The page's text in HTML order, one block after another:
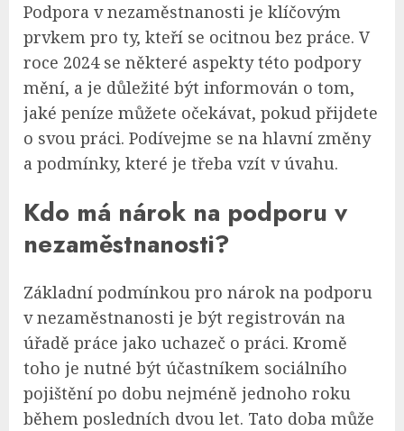
Podpora v nezaměstnanosti je klíčovým
prvkem pro ty, kteří se ocitnou bez práce. V
roce 2024 se některé aspekty této podpory
mění, a je důležité být informován o tom,
jaké peníze můžete očekávat, pokud přijdete
o svou práci. Podívejme se na hlavní změny
a podmínky, které je třeba vzít v úvahu.
Kdo má nárok na podporu v
nezaměstnanosti?
Základní podmínkou pro nárok na podporu
v nezaměstnanosti je být registrován na
úřadě práce jako uchazeč o práci. Kromě
toho je nutné být účastníkem sociálního
pojištění po dobu nejméně jednoho roku
během posledních dvou let. Tato doba může